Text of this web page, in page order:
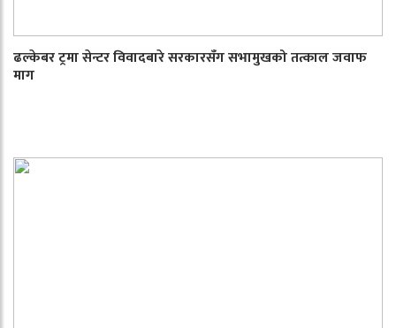
ढल्केबर ट्रमा सेन्टर विवादबारे सरकारसँग सभामुखको तत्काल जवाफ
माग